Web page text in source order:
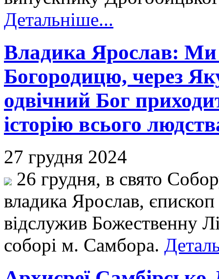
Детальніше...
Владика Ярослав: Ми
Богородицю, через
одвічний Бог
історію всього
27 грудня 2024
26 грудня, в свято
владика Ярослав,
відслужив Божественну
соборі м. Самбора.